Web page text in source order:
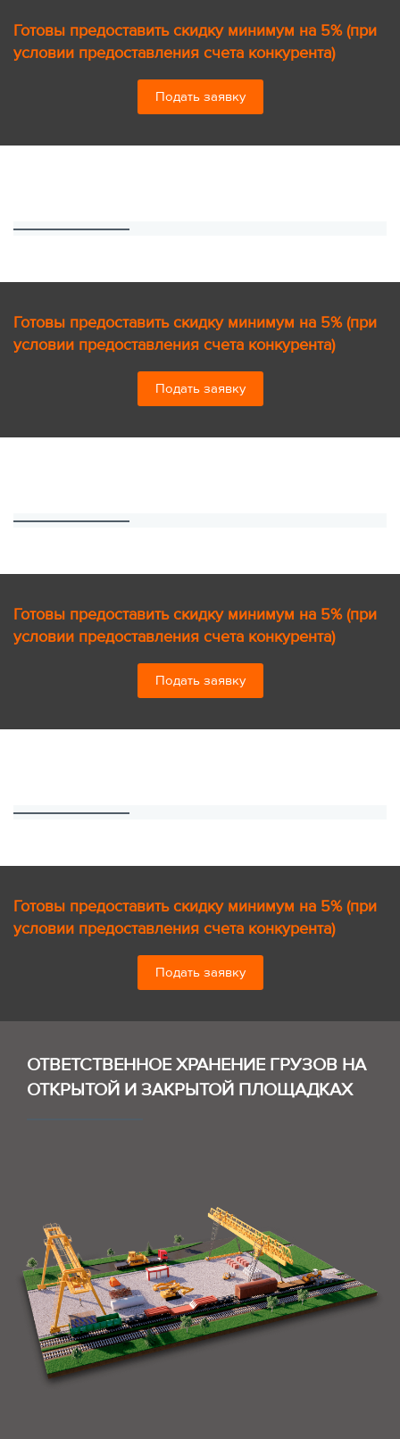
Готовы предоставить скидку минимум на 5% (при
условии предоставления счета конкурента)
Подать заявку
Готовы предоставить скидку минимум на 5% (при
условии предоставления счета конкурента)
Подать заявку
Готовы предоставить скидку минимум на 5% (при
условии предоставления счета конкурента)
Подать заявку
Готовы предоставить скидку минимум на 5% (при
условии предоставления счета конкурента)
Подать заявку
ОТВЕТСТВЕННОЕ ХРАНЕНИЕ ГРУЗОВ НА
ОТКРЫТОЙ И ЗАКРЫТОЙ ПЛОЩАДКАХ